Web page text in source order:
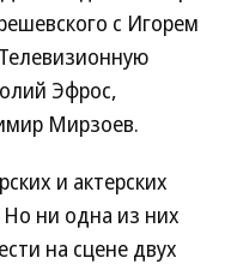
с Игорем
Эфрос,
Мирзоев.
и актерских
Но ни одна из них
на сцене двух